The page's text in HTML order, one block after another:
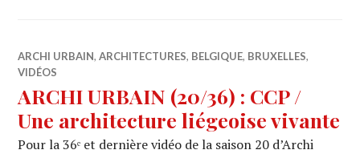
ARCHI URBAIN,ARCHITECTURES, BELGIQUE, BRUXELLES,
VIDÉOS
ARCHI URBAIN (20/36) : CCP /
Une architecture liégeoise vivante
Pour la 36ᵉ et dernière vidéo de la saison 20 d’Archi